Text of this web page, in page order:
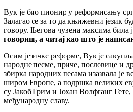
Вук је био пионир у реформисању
Залагао се за то да књижевни језик
говору. Његова чувена максима била
говориш, а читај као што је
Осим језичке реформе, Вук је
народне песме, приче, пословице и
збирка народних песама изазвала је
широм Европе, а подршка великих
су Јакоб Грим и Јохан Волфганг Гете,
међународну славу.